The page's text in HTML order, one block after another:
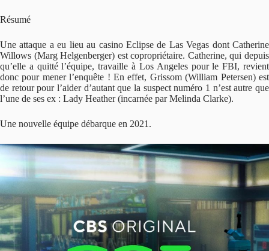
Résumé
Une attaque a eu lieu au casino Eclipse de Las Vegas dont Catherine
Willows (Marg Helgenberger) est copropriétaire. Catherine, qui depuis
qu’elle a quitté l’équipe, travaille à Los Angeles pour le FBI, revient
donc pour mener l’enquête ! En effet, Grissom (William Petersen) est
de retour pour l’aider d’autant que la suspect numéro 1 n’est autre que
l’une de ses ex : Lady Heather (incarnée par Melinda Clarke).
Une nouvelle équipe débarque en 2021.